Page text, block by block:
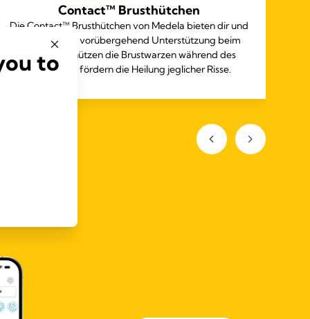
Contact™ Brusthütchen
Die Contact™ Brusthütchen von Medela bieten dir und
deinem Baby vorübergehend Unterstützung beim
Anlegen, schützen die Brustwarzen während des
Stillens und fördern die Heilung jeglicher Risse.
to